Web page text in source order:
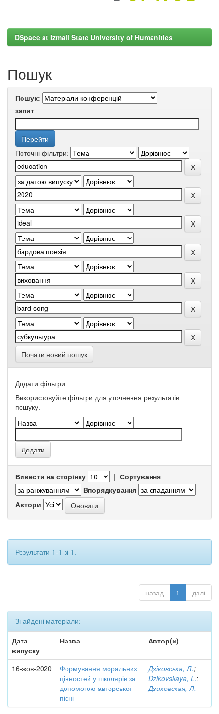
DSpace at Izmail State University of Humanities
Пошук
Пошук:
запит
Поточні фільтри:
Почати новий пошук
Додати фільтри:
Використовуйте фільтри для уточнення результатів
пошуку.
Вивести на сторінку | Сортування
Впорядкування
Автори
Результати 1-1 зі 1.
назад 1 далі
Знайдені матеріали:
Дата
випуску
Назва Автор(и)
16-жов-2020
Формування моральних
цінностей у школярів за
допомогою авторської
пісні
Дзіковська, Л.;
Dzikovskaya, L.;
Дзиковская, Л.